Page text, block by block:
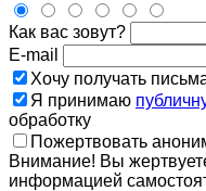
Как вас зовут?
E-mail
Хочу получать
Я принимаю
обработку
Пожертвовать
Внимание! Вы
информацией